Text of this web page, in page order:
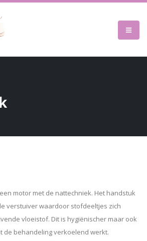
motor met de nattechniek. Het handstuk
verstuiver waardoor stofdeeltjes zich
vloeistof. Dit is hygiënischer maar ook
de behandeling verkoelend werkt.